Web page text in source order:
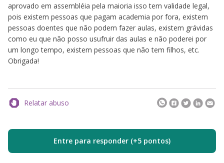
aprovado em assembléia pela maioria isso tem validade legal,
pois existem pessoas que pagam academia por fora, existem
pessoas doentes que não podem fazer aulas, existem grávidas
como eu que não posso usufruir das aulas e não poderei por
um longo tempo, existem pessoas que não tem filhos, etc.
Obrigada!
Relatar abuso
Entre para responder (+5 pontos)